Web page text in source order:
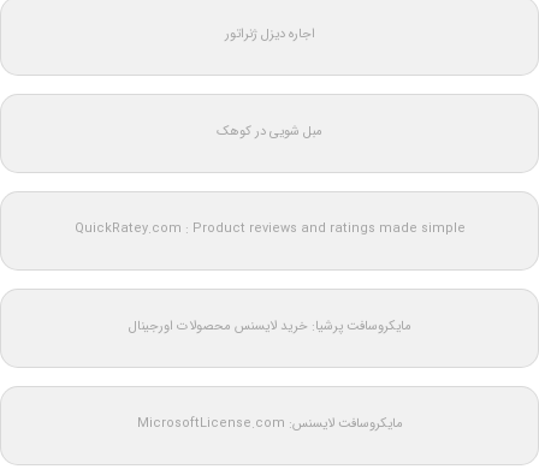
اجاره دیزل ژنراتور
مبل شویی در کوهک
QuickRatey.com : Product reviews and ratings made simple
مایکروسافت پرشیا: خرید لایسنس محصولات اورجینال
مایکروسافت لایسنس: MicrosoftLicense.com